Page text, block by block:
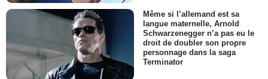
Même si l’allemand est sa
langue maternelle, Arnold
Schwarzenegger n’a pas eu le
droit de doubler son propre
personnage dans la saga
Terminator